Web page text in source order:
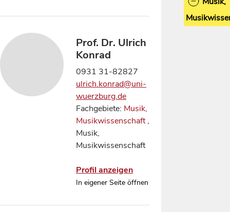
Prof. Dr. Ulrich
Konrad
0931 31-82827
ulrich.konrad@uni-
wuerzburg.de
Fachgebiete: Musik,
Musikwissenschaft,
Musik,
Musikwissenschaft
Profil anzeigen
In eigener Seite öffnen